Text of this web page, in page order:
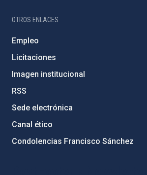
OTROS ENLACES
Empleo
Licitaciones
Imagen institucional
RSS
Sede electrónica
Canal ético
Condolencias Francisco Sánchez